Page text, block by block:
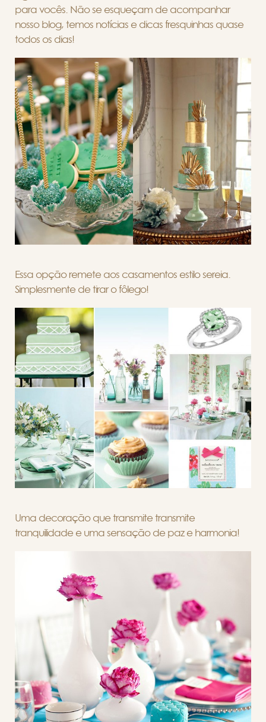
para vocês. Não se esqueçam de acompanhar
nosso blog, temos notícias e dicas fresquinhas quase
todos os dias!
Essa opção remete aos casamentos estilo sereia.
Simplesmente de tirar o fôlego!
Uma decoração que transmite transmite
tranquilidade e uma sensação de paz e harmonia!